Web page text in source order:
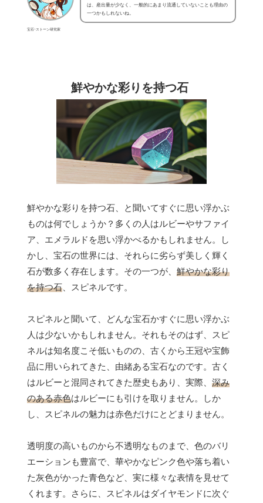
宝石･ストーン研究家
は、産出量が少なく、一般的にあまり流通していないことも理由の
一つかもしれないね。
鮮やかな彩りを持つ石
鮮やかな彩りを持つ石、と聞いてすぐに思い浮かぶ
ものは何でしょうか？多くの人はルビーやサファイ
ア、エメラルドを思い浮かべるかもしれません。し
かし、宝石の世界には、それらに劣らず美しく輝く
石が数多く存在します。その一つが、 鮮やかな彩り
を持つ石 、スピネルです。
スピネルと聞いて、どんな宝石かすぐに思い浮かぶ
人は少ないかもしれません。それもそのはず、スピ
ネルは知名度こそ低いものの、古くから王冠や宝飾
品に用いられてきた、由緒ある宝石なのです。古く
はルビーと混同されてきた歴史もあり、実際、 深み
のある赤色はルビーにも引けを取りません。しか
し、スピネルの魅力は赤色だけにとどまりません。
透明度の高いものから不透明なものまで、色のバリ
エーションも豊富で、華やかなピンク色や落ち着い
た灰色がかった青色など、実に様々な表情を見せて
くれます。さらに、スピネルはダイヤモンドに次ぐ